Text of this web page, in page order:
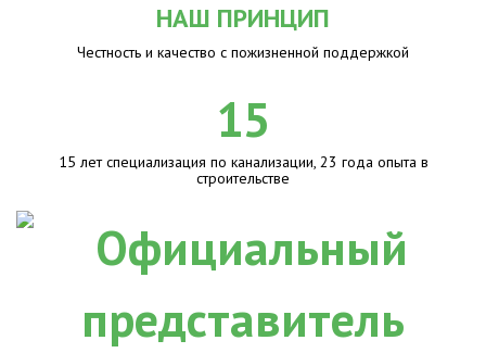
НАШ ПРИНЦИП
Честность и качество с пожизненной поддержкой
15
15 лет специализация по канализации, 23 года опыта в
строительстве